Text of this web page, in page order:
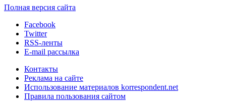
Полная версия сайта
Facebook
Twitter
RSS-ленты
E-mail рассылка
Контакты
Реклама на сайте
Использование материалов korrespondent.net
Правила пользования сайтом